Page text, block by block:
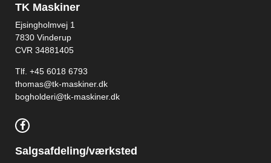
TK Maskiner
Ejsingholmvej 1
7830 Vinderup
CVR 34881405
​Tlf. +45 6018 6793
thomas@tk-maskiner.dk
bogholderi@tk-maskiner.dk
Salgsafdeling/værksted